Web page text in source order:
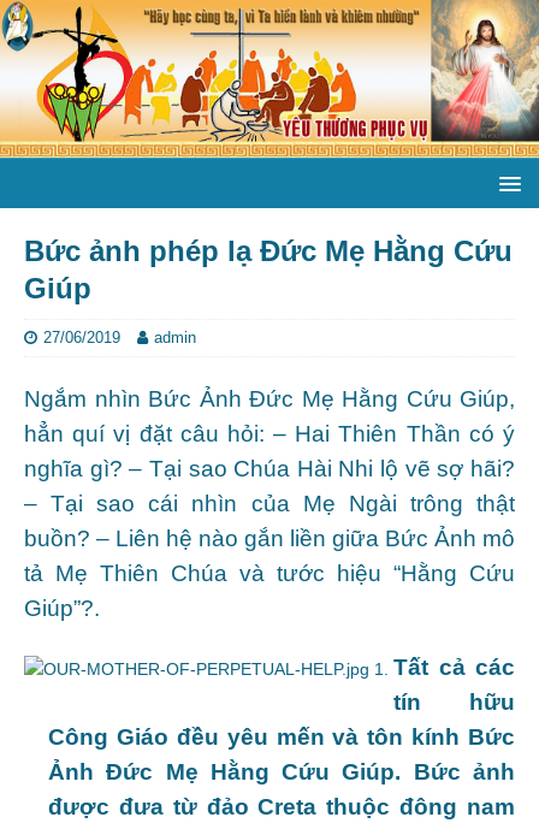
Bức ảnh phép lạ Đức Mẹ Hằng Cứu
Giúp
27/06/2019 admin
Ngắm nhìn Bức Ảnh Đức Mẹ Hằng Cứu Giúp,
hẳn quí vị đặt câu hỏi: – Hai Thiên Thần có ý
nghĩa gì? – Tại sao Chúa Hài Nhi lộ vẽ sợ hãi?
– Tại sao cái nhìn của Mẹ Ngài trông thật
buồn? – Liên hệ nào gắn liền giữa Bức Ảnh mô
tả Mẹ Thiên Chúa và tước hiệu “Hằng Cứu
Giúp”?.
Tất cả các
tín hữu
Công Giáo đều yêu mến và tôn kính Bức
Ảnh Đức Mẹ Hằng Cứu Giúp. Bức ảnh
được đưa từ đảo Creta thuộc đông nam